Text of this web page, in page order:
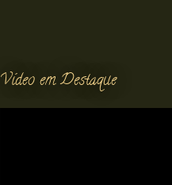
Vídeo em Destaque